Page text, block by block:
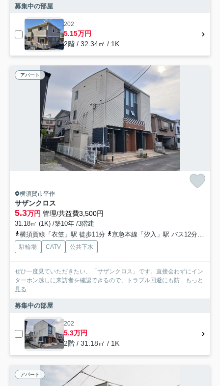
募集中の部屋
202
5.15万円
2階 / 32.34㎡ / 1K
アパート
横須賀市平作
サザンクロス
5.3万円 管理/共益費3,500円
31.18㎡ (1K) /築10年 /3階建
横須賀線「衣笠」駅 徒歩11分
京急本線「汐入」駅 バス12分 「金谷」 停歩6分
駐輪場 CATV 公共下水
ぜひ一度見ていただきたい、「サザンクロス」です。直接会わずにイン
ターホン越しに来訪者を確認できるので、トラブル回避にも防... もっと
見る
募集中の部屋
202
5.3万円
2階 / 31.18㎡ / 1K
アパート